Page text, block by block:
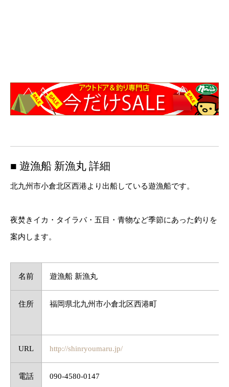
■ 遊漁船 新漁丸 詳細
北九州市小倉北区西港より出船している遊漁船です。
夜焚きイカ・タイラバ・五目・青物など季節にあった釣りを
案内します。
名前 遊漁船 新漁丸
住所 福岡県北九州市小倉北区西港町
URL http://shinryoumaru.jp/
電話 090-4580-0147